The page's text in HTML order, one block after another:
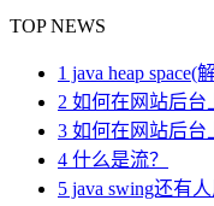
TOP NEWS
1 java heap space(
2 如何在网站后台
3 如何在网站后台
4 什么是流？
5 java swing还有